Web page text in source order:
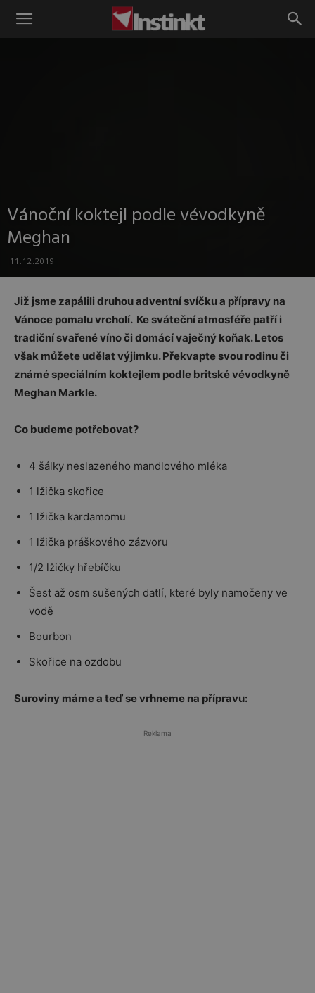
Instinkt
Vánoční koktejl podle vévodkyně
Meghan
11.12.2019
Již jsme zapálili druhou adventní svíčku a přípravy na
Vánoce pomalu vrcholí. Ke sváteční atmosféře patří i
tradiční svařené víno či domácí vaječný koňak. Letos
však můžete udělat výjimku. Překvapte svou rodinu či
známé speciálním koktejlem podle britské vévodkyně
Meghan Markle.
Co budeme potřebovat?
4 šálky neslazeného mandlového mléka
1 lžička skořice
1 lžička kardamomu
1 lžička práškového zázvoru
1/2 lžičky hřebíčku
Šest až osm sušených datlí, které byly namočeny ve
vodě
Bourbon
Skořice na ozdobu
Suroviny máme a teď se vrhneme na přípravu:
Reklama